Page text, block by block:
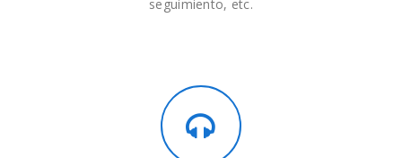
seguimiento, etc.